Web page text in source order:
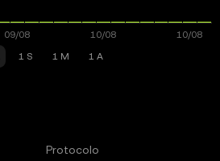
1 S 1 M 1 A
Protocolo